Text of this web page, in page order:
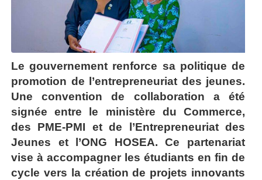
Le gouvernement renforce sa politique de
promotion de l’entrepreneuriat des jeunes.
Une convention de collaboration a été
signée entre le ministère du Commerce,
des PME-PMI et de l’Entrepreneuriat des
Jeunes et l’ONG HOSEA. Ce partenariat
vise à accompagner les étudiants en fin de
cycle vers la création de projets innovants